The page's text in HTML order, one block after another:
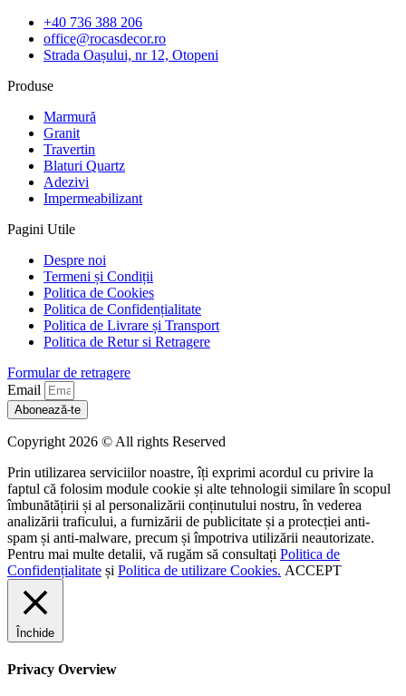
+40 736 388 206
office@rocasdecor.ro
Strada Oașului, nr 12, Otopeni
Produse
Marmură
Granit
Travertin
Blaturi Quartz
Adezivi
Impermeabilizant
Pagini Utile
Despre noi
Termeni și Condiții
Politica de Cookies
Politica de Confidențialitate
Politica de Livrare și Transport
Politica de Retur si Retragere
Formular de retragere
Email
Abonează-te
Copyright 2026 © All rights Reserved
Prin utilizarea serviciilor noastre, îți exprimi acordul cu privire la
faptul că folosim module cookie și alte tehnologii similare în scopul
îmbunătățirii și al personalizării conținutului nostru, în vederea
analizării traficului, a furnizării de publicitate și a protecției anti-
spam și anti-malware, precum și împotriva utilizării neautorizate.
Pentru mai multe detalii, vă rugăm să consultați Politica de
Confidențialitate și Politica de utilizare Cookies. ACCEPT
Închide
Privacy Overview